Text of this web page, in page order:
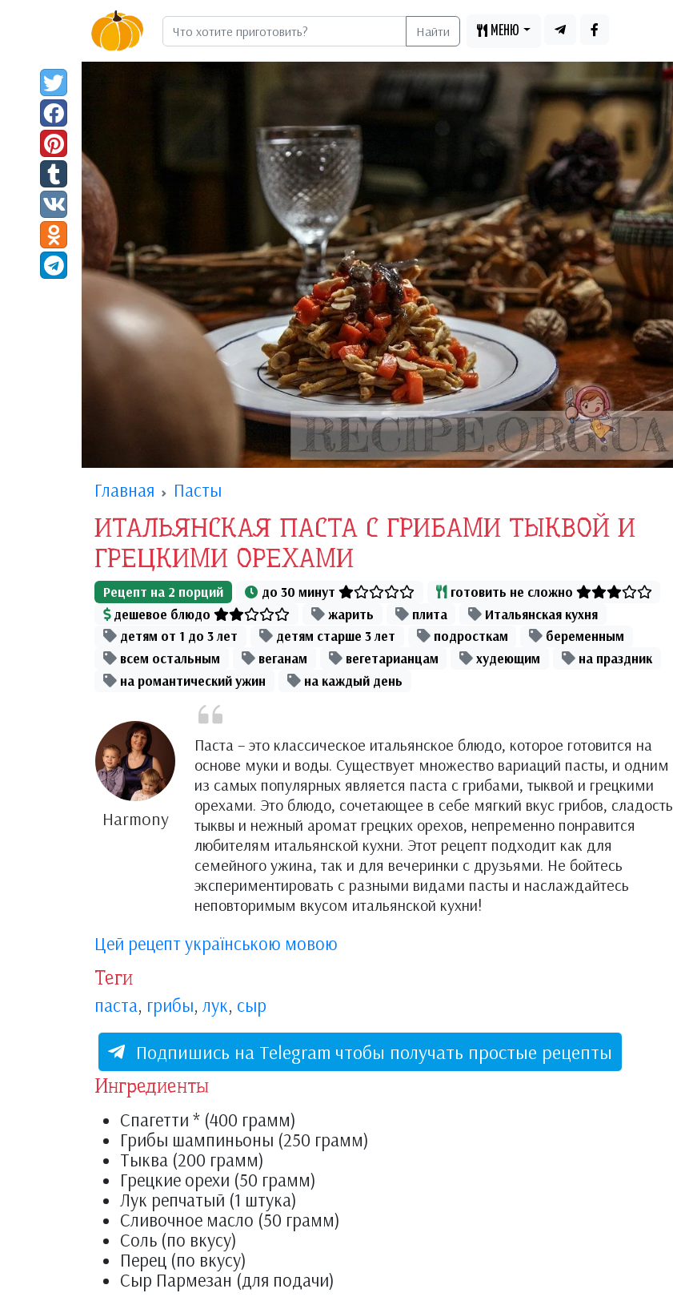
Найти МЕНЮ
Главная Пасты
ИТАЛЬЯНСКАЯ ПАСТА С ГРИБАМИ ТЫКВОЙ И
ГРЕЦКИМИ ОРЕХАМИ
Рецепт на 2 порций до 30 минут
готовить не сложно
дешевое блюдо
жарить плита
Итальянская кухня
детям от 1 до 3 лет
детям старше 3 лет подросткам
беременным
всем остальным
веганам вегетарианцам худеющим
на праздник
на романтический ужин
на каждый день
Harmony
Паста – это классическое итальянское блюдо, которое готовится на
основе муки и воды. Существует множество вариаций пасты, и одним
из самых популярных является паста с грибами, тыквой и грецкими
орехами. Это блюдо, сочетающее в себе мягкий вкус грибов, сладость
тыквы и нежный аромат грецких орехов, непременно понравится
любителям итальянской кухни. Этот рецепт подходит как для
семейного ужина, так и для вечеринки с друзьями. Не бойтесь
экспериментировать с разными видами пасты и наслаждайтесь
неповторимым вкусом итальянской кухни!
Цей рецепт українською мовою
Теги
паста, грибы, лук, сыр
Подпишись на Telegram чтобы получать простые рецепты
Ингредиенты
Спагетти * (400 грамм)
Грибы шампиньоны (250 грамм)
Тыква (200 грамм)
Грецкие орехи (50 грамм)
Лук репчатый (1 штука)
Сливочное масло (50 грамм)
Соль (по вкусу)
Перец (по вкусу)
Сыр Пармезан (для подачи)